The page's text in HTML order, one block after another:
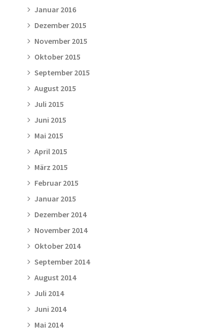
Januar 2016
Dezember 2015
November 2015
Oktober 2015
September 2015
August 2015
Juli 2015
Juni 2015
Mai 2015
April 2015
März 2015
Februar 2015
Januar 2015
Dezember 2014
November 2014
Oktober 2014
September 2014
August 2014
Juli 2014
Juni 2014
Mai 2014